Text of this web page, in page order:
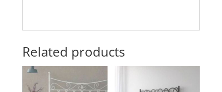
Related products